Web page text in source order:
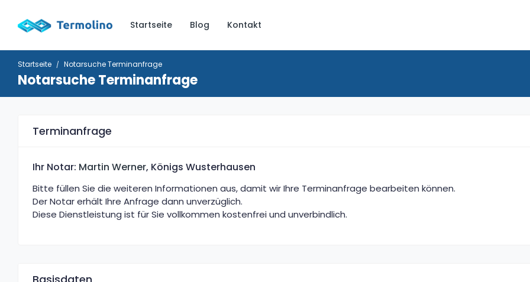
Startseite Blog Kontakt
Startseite Notarsuche Terminanfrage
Notarsuche Terminanfrage
Terminanfrage
Ihr Notar: Martin Werner, Königs Wusterhausen
Bitte füllen Sie die weiteren Informationen aus, damit wir Ihre Terminanfrage bearbeiten können.
Der Notar erhält Ihre Anfrage dann unverzüglich.
Diese Dienstleistung ist für Sie vollkommen kostenfrei und unverbindlich.